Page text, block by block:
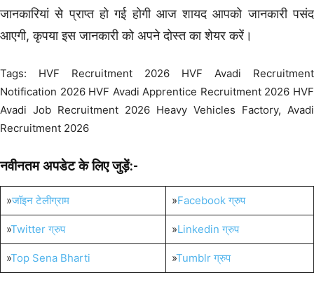
जानकारियां से प्राप्त हो गई होगी आज शायद आपको जानकारी पसंद
आएगी, कृपया इस जानकारी को अपने दोस्त का शेयर करें।
Tags: HVF Recruitment 2026 HVF Avadi Recruitment
Notification 2026 HVF Avadi Apprentice Recruitment 2026 HVF
Avadi Job Recruitment 2026 Heavy Vehicles Factory, Avadi
Recruitment 2026
नवीनतम अपडेट के लिए जुड़ें:-
»जॉइन टेलीग्राम »Facebook ग्रुप
»Twitter ग्रुप »Linkedin ग्रुप
»Top Sena Bharti »Tumblr ग्रुप